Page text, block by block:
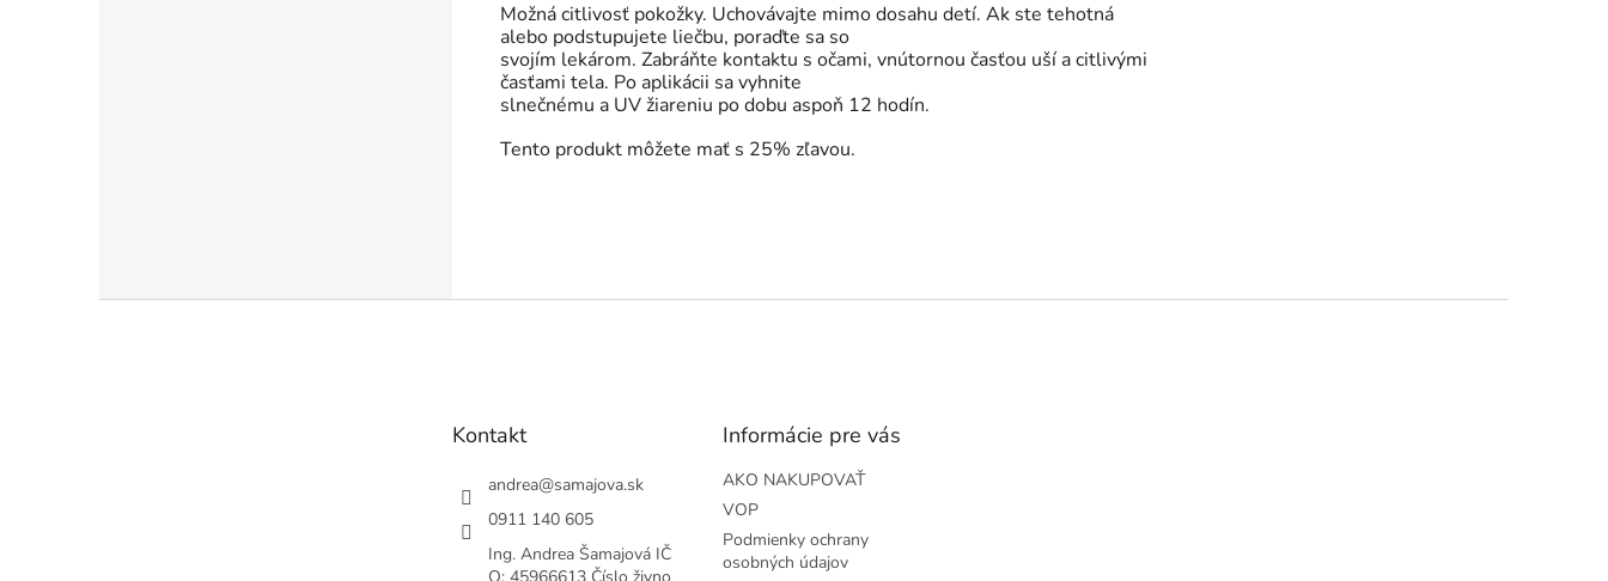
Možná citlivosť pokožky. Uchovávajte mimo dosahu detí. Ak ste tehotná
alebo podstupujete liečbu, poraďte sa so
svojím lekárom. Zabráňte kontaktu s očami, vnútornou časťou uší a citlivými
časťami tela. Po aplikácii sa vyhnite
slnečnému a UV žiareniu po dobu aspoň 12 hodín.
Tento produkt môžete mať s 25% zľavou.
Kontakt
andrea@samajova.sk
0911 140 605
Ing. Andrea Šamajová IČ
Informácie pre vás
AKO NAKUPOVAŤ
VOP
Podmienky ochrany
osobných údajov